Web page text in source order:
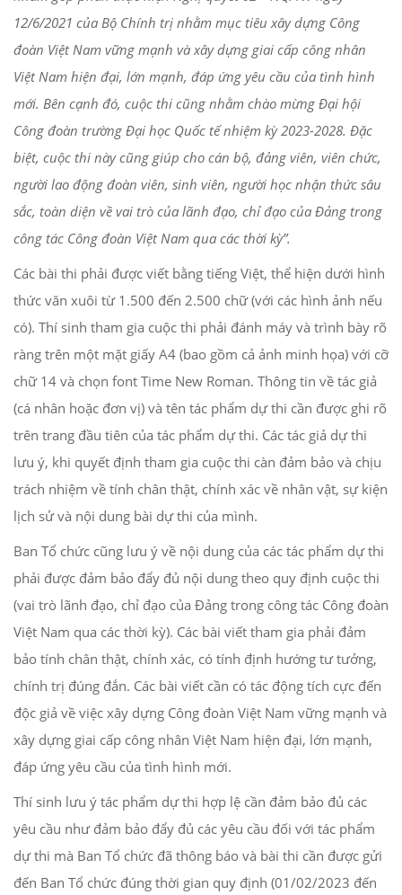
12/6/2021 của Bộ Chính trị nhằm mục tiêu xây dựng Công
đoàn Việt Nam vững mạnh và xây dựng giai cấp công nhân
Việt Nam hiện đại, lớn mạnh, đáp ứng yêu cầu của tình hình
mới. Bên cạnh đó, cuộc thi cũng nhằm chào mừng Đại hội
Công đoàn trường Đại học Quốc tế nhiệm kỳ 2023-2028. Đặc
biệt, cuộc thi này cũng giúp cho cán bộ, đảng viên, viên chức,
người lao động đoàn viên, sinh viên, người học nhận thức sâu
sắc, toàn diện về vai trò của lãnh đạo, chỉ đạo của Đảng trong
công tác Công đoàn Việt Nam qua các thời kỳ”.
Các bài thi phải được viết bằng tiếng Việt, thể hiện dưới hình
thức văn xuôi từ 1.500 đến 2.500 chữ (với các hình ảnh nếu
có). Thí sinh tham gia cuộc thi phải đánh máy và trình bày rõ
ràng trên một mặt giấy A4 (bao gồm cả ảnh minh họa) với cỡ
chữ 14 và chọn font Time New Roman. Thông tin về tác giả
(cá nhân hoặc đơn vị) và tên tác phẩm dự thi cần được ghi rõ
trên trang đầu tiên của tác phẩm dự thi. Các tác giả dự thi
lưu ý, khi quyết định tham gia cuộc thi càn đảm bảo và chịu
trách nhiệm về tính chân thật, chính xác về nhân vật, sự kiện
lịch sử và nội dung bài dự thi của mình.
Ban Tổ chức cũng lưu ý về nội dung của các tác phẩm dự thi
phải được đảm bảo đẩy đủ nội dung theo quy định cuộc thi
(vai trò lãnh đạo, chỉ đạo của Đảng trong công tác Công đoàn
Việt Nam qua các thời kỳ). Các bài viết tham gia phải đảm
bảo tính chân thật, chính xác, có tính định hướng tư tưởng,
chính trị đúng đắn. Các bài viết cần có tác động tích cực đến
độc giả về việc xây dựng Công đoàn Việt Nam vững mạnh và
xây dựng giai cấp công nhân Việt Nam hiện đại, lớn mạnh,
đáp ứng yêu cầu của tình hình mới.
Thí sinh lưu ý tác phẩm dự thi hợp lệ cần đảm bảo đủ các
yêu cầu như đảm bảo đẩy đủ các yêu cầu đối với tác phẩm
dự thi mà Ban Tổ chức đã thông báo và bài thi cần được gửi
đến Ban Tổ chức đúng thời gian quy định (01/02/2023 đến